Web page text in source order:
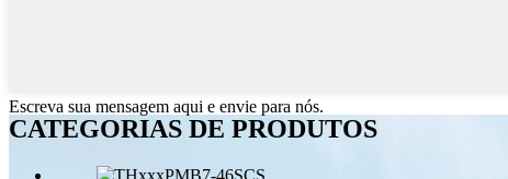
Escreva sua mensagem aqui e envie para nós.
CATEGORIAS DE PRODUTOS